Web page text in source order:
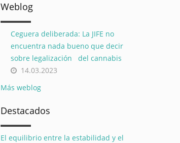
Weblog
Ceguera deliberada: La JIFE no
encuentra nada bueno que decir
sobre legalización del cannabis
14.03.2023
Más weblog
Destacados
El equilibrio entre la estabilidad y el